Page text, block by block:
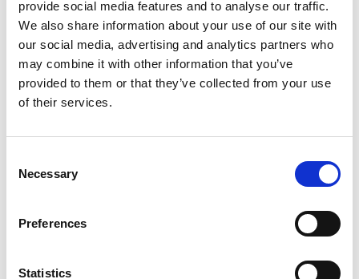
provide social media features and to analyse our traffic.
We also share information about your use of our site with
our social media, advertising and analytics partners who
may combine it with other information that you’ve
provided to them or that they’ve collected from your use
of their services.
Selection
Necessary
Preferences
Statistics
Informations sur le produit Produits similaires
Description
Échafaudage roulant Euroscaffold Original
échafaudage roulant en aluminium Euroscaffold 90x190
dimensions compactes et à sa structure légère en aluminium,
cet échafaudage roulant est facile à monter et à déplacer. Les
assurent une stabilité
et une mobilité optimales pendant le travail. La
plate-forme